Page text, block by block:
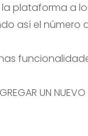
la plataforma a
así el número
UN NUEVO